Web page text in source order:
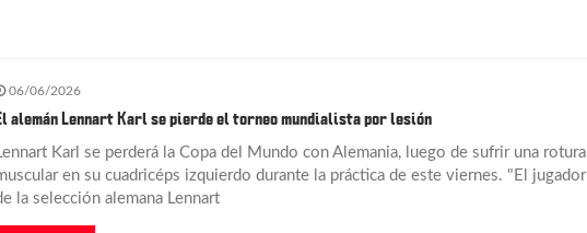
06/06/2026
alemán Lennart Karl se pierde el torneo mundialista por lesión
Karl se perderá la Copa del Mundo con Alemania, luego de sufrir una rotura
en su cuadricéps izquierdo durante la práctica de este viernes. "El jugador
la selección alemana Lennart